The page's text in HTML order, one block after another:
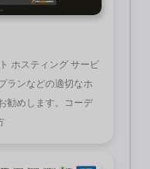
ホスティング サービ
ランなどの適切なホ
勧めします。コーデ